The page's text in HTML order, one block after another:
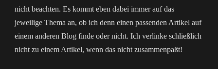
nicht beachten. Es kommt eben dabei immer auf das
jeweilige Thema an, ob ich denn einen passenden Artikel auf
einem anderen Blog finde oder nicht. Ich verlinke schließlich
nicht zu einem Artikel, wenn das nicht zusammenpaßt!